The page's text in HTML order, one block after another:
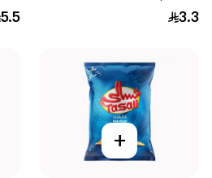
3.3
5.5
+